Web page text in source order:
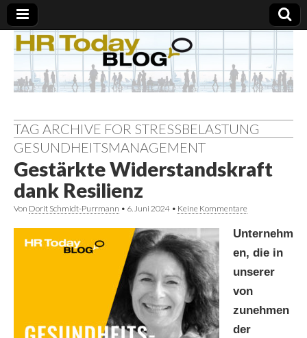
TAG ARCHIVE FOR STRESSBELASTUNG
GESUNDHEITSMANAGEMENT
Gestärkte Widerstandskraft
dank Resilienz
Von Dorit Schmidt-Purrmann • 6. Juni 2024 • Keine Kommentare
Unternehm
en, die in
unserer
von
zunehmen
der